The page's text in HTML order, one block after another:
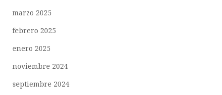
marzo 2025
febrero 2025
enero 2025
noviembre 2024
septiembre 2024